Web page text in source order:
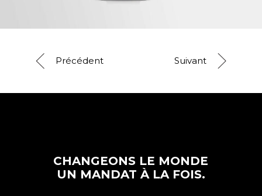
Précédent Suivant
CHANGEONS LE MONDE
UN MANDAT À LA FOIS.